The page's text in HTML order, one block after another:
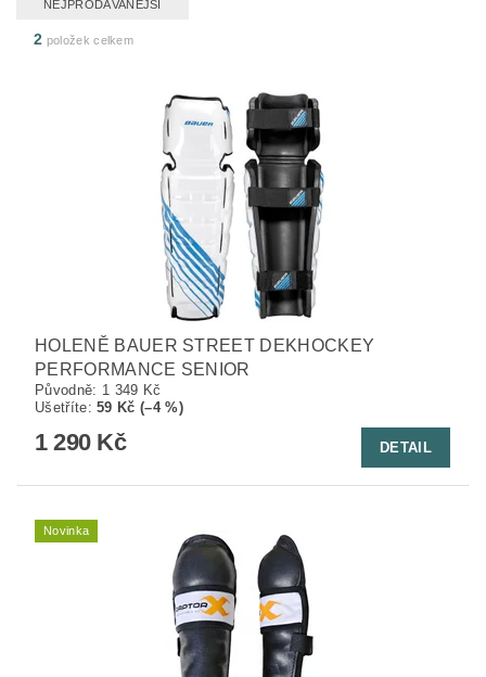
NEJPRODÁVANĚJŠÍ
2 položek celkem
HOLENĚ BAUER STREET DEKHOCKEY
PERFORMANCE SENIOR
Původně: 1 349 Kč
Ušetříte:59 Kč (–4 %)
1 290 Kč DETAIL
Novinka